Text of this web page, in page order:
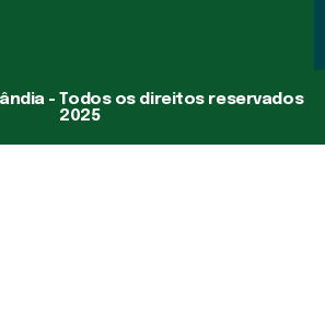
- Todos os direitos reservados
2025